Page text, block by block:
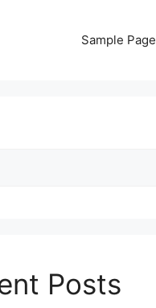
Sample Page
Posts